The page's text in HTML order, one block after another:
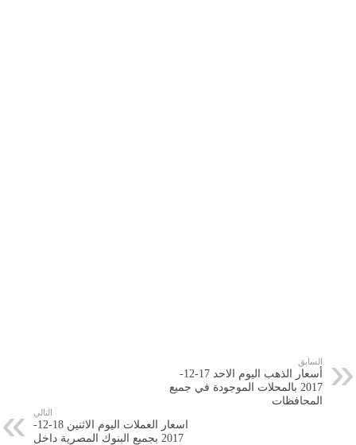
السابق
أسعار الذهب اليوم الاحد 17-12-
2017 بالمحلات الموجودة في جميع
المحافظات
التالي
اسعار العملات اليوم الاثنين 18-12-
2017 بجميع البنوك المصرية داخل